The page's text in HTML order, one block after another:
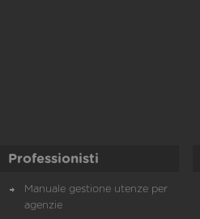
Professionisti
Manuale gestione utenze per
agenzie